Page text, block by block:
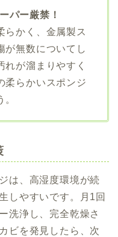
パー厳禁！
らかく、金属製ス
が無数についてし
れが溜まりやすく
柔らかいスポンジ
は、高湿度環境が続
しやすいです。月1回
洗浄し、完全乾燥さ
ビを発見したら、次